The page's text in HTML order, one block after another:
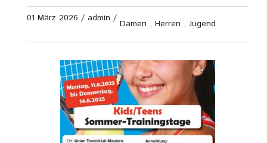
01 März 2026 / admin / Damen , Herren , Jugend